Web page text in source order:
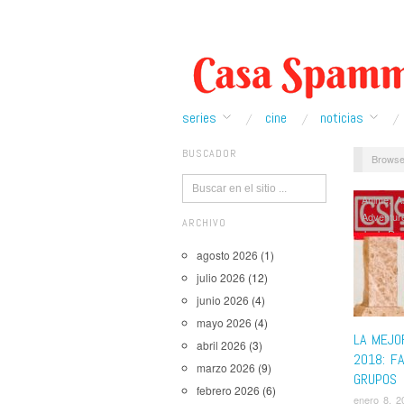
series cine noticias
BUSCADOR
ARCHIVO
agosto 2026 (1)
julio 2026 (12)
junio 2026 (4)
mayo 2026 (4)
abril 2026 (3)
marzo 2026 (9)
febrero 2026 (6)
LA
2018:
GRUPOS
enero 8,
Anime,
Jack
New Black
Star
The First
House,
The